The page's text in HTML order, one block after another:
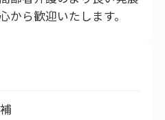
から歓迎いたします。